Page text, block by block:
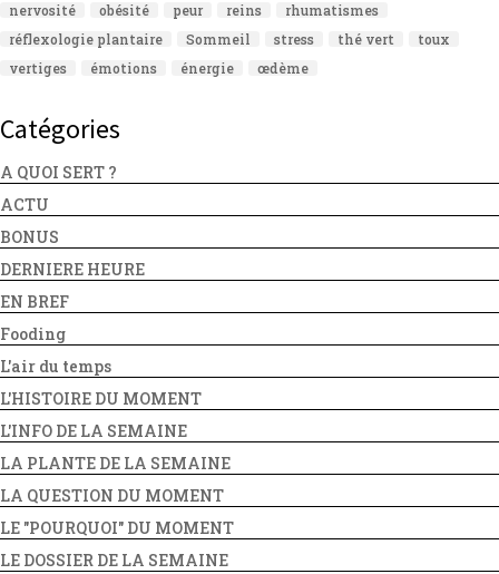
nervosité
obésité peur reins
rhumatismes
réflexologie plantaire
Sommeil stress thé vert
toux
vertiges
émotions énergie œdème
Catégories
A QUOI SERT ?
ACTU
BONUS
DERNIERE HEURE
EN BREF
Fooding
L'air du temps
L'HISTOIRE DU MOMENT
L'INFO DE LA SEMAINE
LA PLANTE DE LA SEMAINE
LA QUESTION DU MOMENT
LE "POURQUOI" DU MOMENT
LE DOSSIER DE LA SEMAINE